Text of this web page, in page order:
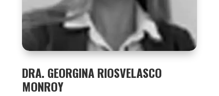
DRA. GEORGINA RIOSVELASCO
MONROY